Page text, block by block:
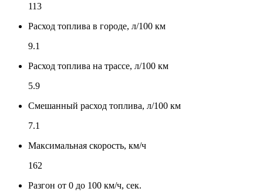
113
Расход топлива в городе, л/100 км
9.1
Расход топлива на трассе, л/100 км
5.9
Смешанный расход топлива, л/100 км
7.1
Максимальная скорость, км/ч
162
Разгон от 0 до 100 км/ч, сек.